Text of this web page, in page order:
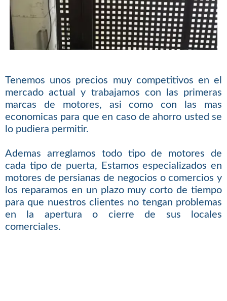
Tenemos unos precios muy competitivos en el
mercado actual y trabajamos con las primeras
marcas de motores, asi como con las mas
economicas para que en caso de ahorro usted se
lo pudiera permitir.
Ademas arreglamos todo tipo de motores de
cada tipo de puerta, Estamos especializados en
motores de persianas de negocios o comercios y
los reparamos en un plazo muy corto de tiempo
para que nuestros clientes no tengan problemas
en la apertura o cierre de sus locales
comerciales.